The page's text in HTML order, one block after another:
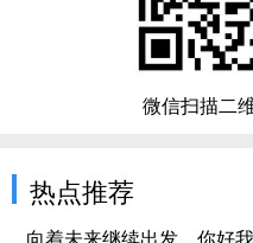
微信扫描二
热点推荐